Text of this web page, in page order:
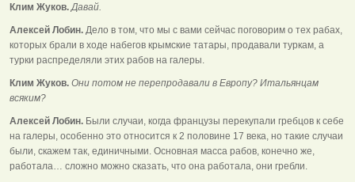
Клим Жуков.Давай.
Алексей Лобин. Дело в том, что мы с вами сейчас поговорим о тех рабах,
которых брали в ходе набегов крымские татары, продавали туркам, а
турки распределяли этих рабов на галеры.
Клим Жуков. Они потом не перепродавали в Европу? Итальянцам
всяким?
Алексей Лобин. Были случаи, когда французы перекупали гребцов к себе
на галеры, особенно это относится к 2 половине 17 века, но такие случаи
были, скажем так, единичными. Основная масса рабов, конечно же,
работала… сложно можно сказать, что она работала, они гребли.